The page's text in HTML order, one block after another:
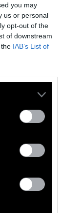
you may
us or personal
opt-out of the
of downstream
IAB’s List of